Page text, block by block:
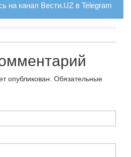
на канал Вести.UZ в Telegram
опубликован. Обязательные